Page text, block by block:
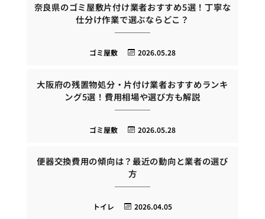
奈良県のゴミ屋敷片付け業者おすすめ5選！丁寧な
仕分け作業で選ぶならどこ？
2026.05.28
ゴミ屋敷
大阪府の残置物処分・片付け業者おすすめランキ
ング5選！費用相場や選び方も解説
2026.05.28
ゴミ屋敷
便器交換費用の傾向は？最近の動向と業者の選び
方
2026.04.05
トイレ